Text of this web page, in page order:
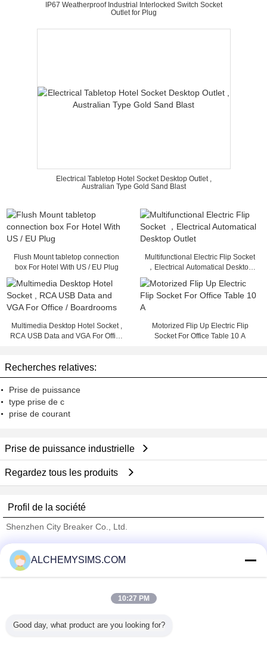
IP67 Weatherproof Industrial Interlocked Switch Socket
Outlet for Plug
Electrical Tabletop Hotel Socket Desktop Outlet ,
Australian Type Gold Sand Blast
Flush Mount tabletop connection
box For Hotel With US / EU Plug
Multifunctional Electric Flip Socket
，Electrical Automatical Desktop
Multimedia Desktop Hotel Socket ,
RCA USB Data and VGA For Office
Motorized Flip Up Electric Flip
Socket For Office Table 10 A
Recherches relatives:
Prise de puissance
type prise de c
prise de courant
Prise de puissance industrielle
Regardez tous les produits
Profil de la société
Shenzhen City Breaker Co., Ltd.
Trust Seal
Verified Suplier
Tous les produits
ALCHEMYSIMS.COM
10:27 PM
Good day, what product are you looking for?